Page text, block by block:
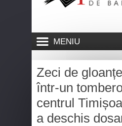
MENIU
Zeci de
într-un
centrul
a deschis